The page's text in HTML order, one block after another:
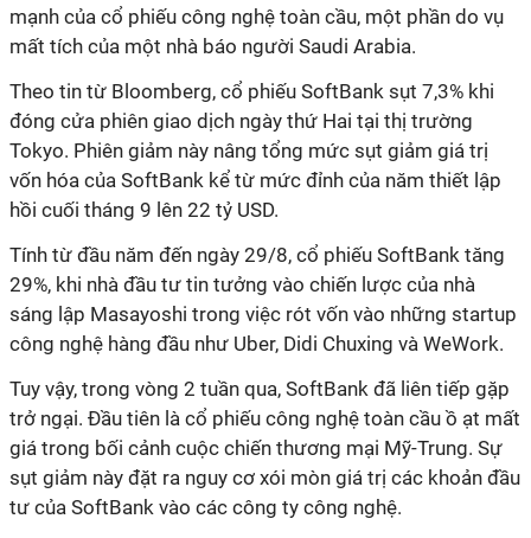
mạnh của cổ phiếu công nghệ toàn cầu, một phần do vụ
mất tích của một nhà báo người Saudi Arabia.
Theo tin từ Bloomberg, cổ phiếu SoftBank sụt 7,3% khi
đóng cửa phiên giao dịch ngày thứ Hai tại thị trường
Tokyo. Phiên giảm này nâng tổng mức sụt giảm giá trị
vốn hóa của SoftBank kể từ mức đỉnh của năm thiết lập
hồi cuối tháng 9 lên 22 tỷ USD.
Tính từ đầu năm đến ngày 29/8, cổ phiếu SoftBank tăng
29%, khi nhà đầu tư tin tưởng vào chiến lược của nhà
sáng lập Masayoshi trong việc rót vốn vào những startup
công nghệ hàng đầu như Uber, Didi Chuxing và WeWork.
Tuy vậy, trong vòng 2 tuần qua, SoftBank đã liên tiếp gặp
trở ngại. Đầu tiên là cổ phiếu công nghệ toàn cầu ồ ạt mất
giá trong bối cảnh cuộc chiến thương mại Mỹ-Trung. Sự
sụt giảm này đặt ra nguy cơ xói mòn giá trị các khoản đầu
tư của SoftBank vào các công ty công nghệ.